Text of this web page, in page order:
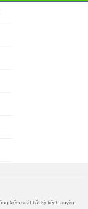
kiểm soát bất kỳ kênh truyền